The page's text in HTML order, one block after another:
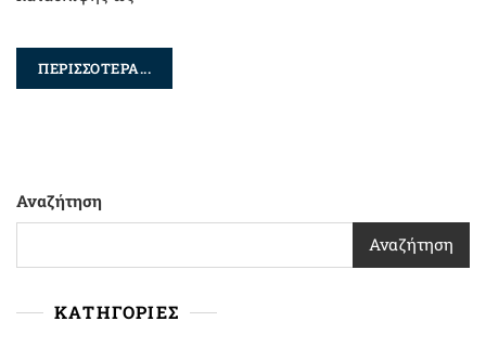
ΠΕΡΙΣΣΟΤΕΡΑ...
Αναζήτηση
Αναζήτηση
ΚΑΤΗΓΟΡΙΕΣ